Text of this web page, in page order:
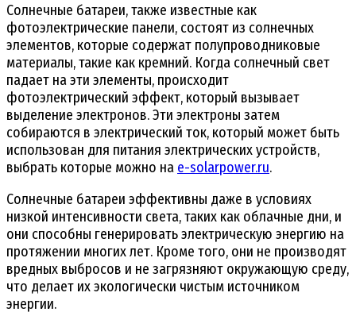
Солнечные батареи, также известные как
фотоэлектрические панели, состоят из солнечных
элементов, которые содержат полупроводниковые
материалы, такие как кремний. Когда солнечный свет
падает на эти элементы, происходит
фотоэлектрический эффект, который вызывает
выделение электронов. Эти электроны затем
собираются в электрический ток, который может быть
использован для питания электрических устройств,
выбрать которые можно на e-solarpower.ru.
Солнечные батареи эффективны даже в условиях
низкой интенсивности света, таких как облачные дни, и
они способны генерировать электрическую энергию на
протяжении многих лет. Кроме того, они не производят
вредных выбросов и не загрязняют окружающую среду,
что делает их экологически чистым источником
энергии.